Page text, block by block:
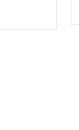
gian